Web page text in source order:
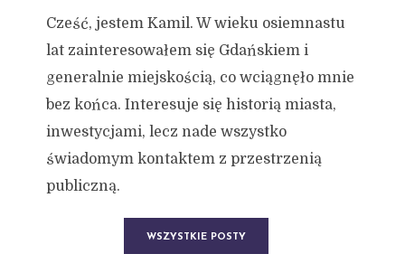
Cześć, jestem Kamil. W wieku osiemnastu
lat zainteresowałem się Gdańskiem i
generalnie miejskością, co wciągnęło mnie
bez końca. Interesuje się historią miasta,
inwestycjami, lecz nade wszystko
świadomym kontaktem z przestrzenią
publiczną.
WSZYSTKIE POSTY